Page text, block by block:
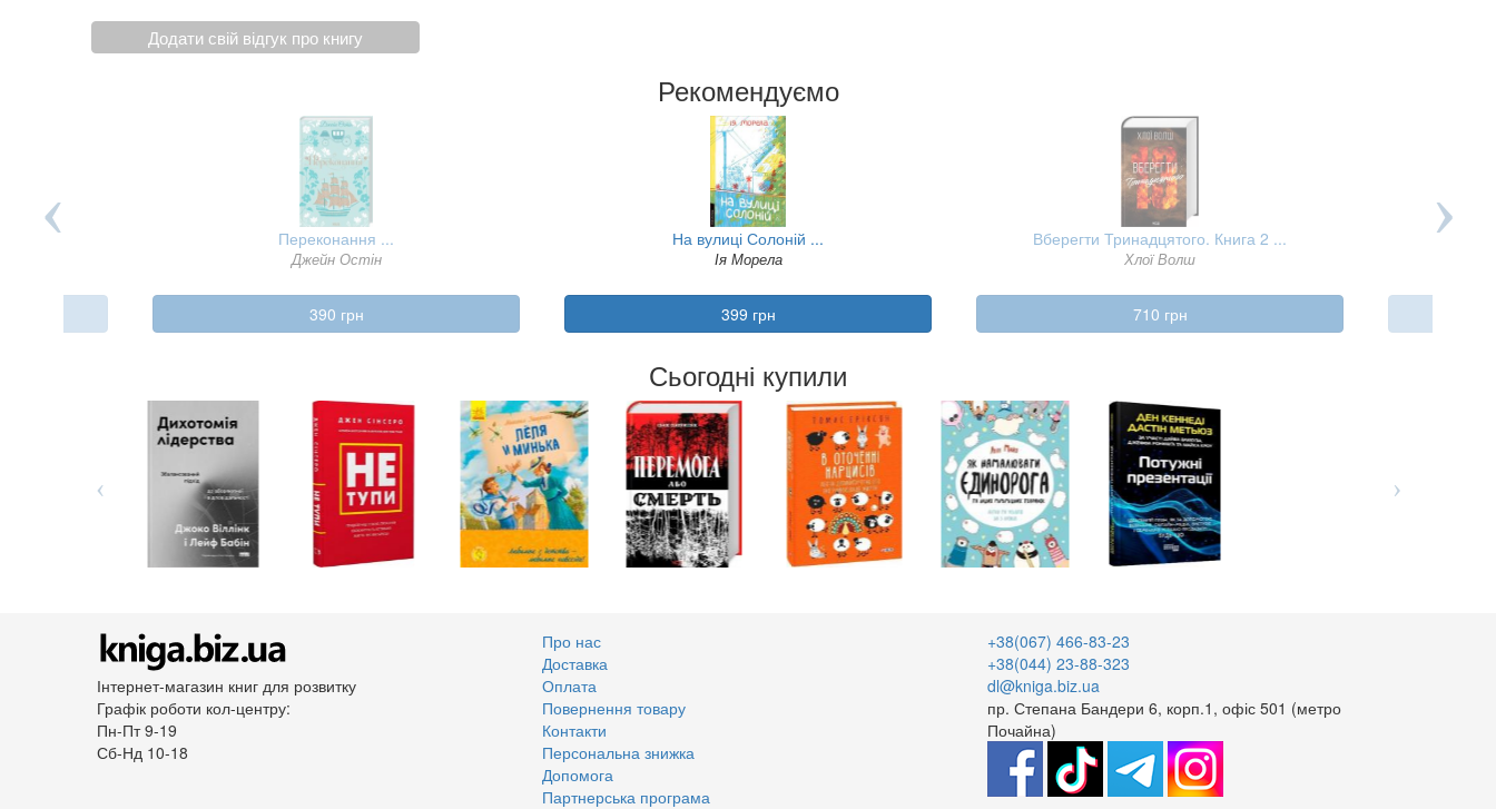
Додати свій відгук про книгу
Рекомендуємо
4 і 3- ... Переконання ...
Джейн Остін
390 грн
На вулиці Солоній ...
Ія Морела
399 грн
Вберегти Тринадцятого. Книга 2 ...
Хлої Волш
710 грн
Серце.
Сьогодні купили
Інтернет-магазин книг для розвитку
Графік роботи кол-центру:
Пн-Пт 9-19
Сб-Нд 10-18
Про нас
Доставка
Оплата
Повернення товару
Контакти
Персональна знижка
Допомога
Партнерська програма
+38(067) 466-83-23
+38(044) 23-88-323
dl@kniga.biz.ua
пр. Степана Бандери 6, корп.1, офіс 501 (метро
Почайна)